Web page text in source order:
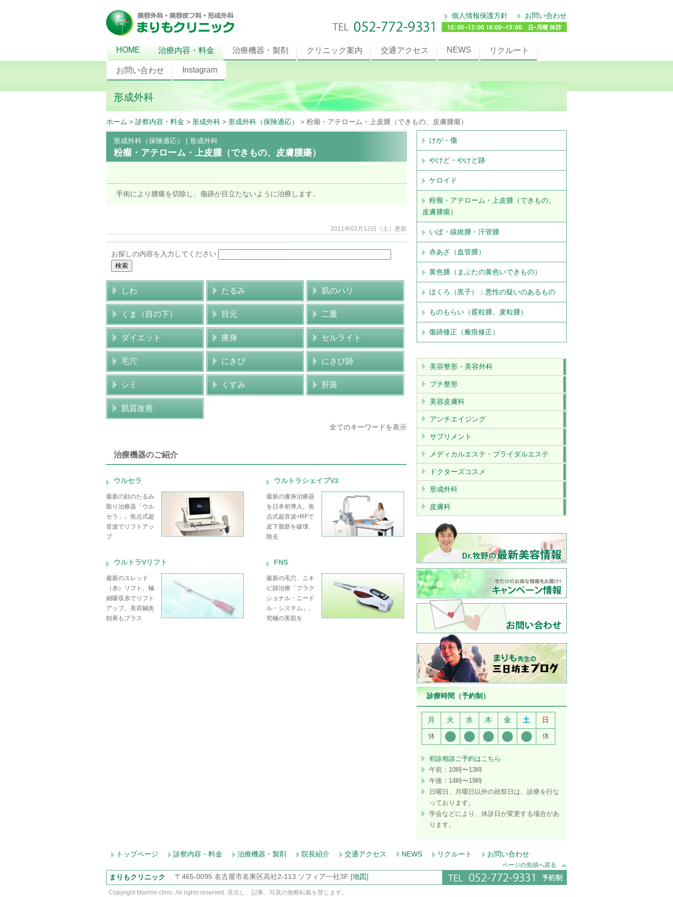
個人情報保護方針 お問い合わせ
HOME 治療内容・料金 治療機器・製剤 クリニック案内 交通アクセス NEWS リクルート
お問い合わせ Instagram
形成外科
ホーム > 診察内容・料金 > 形成外科 > 形成外科（保険適応） > 粉瘤・アテローム・上皮腫（できもの、皮膚腫瘍）
形成外科（保険適応） | 形成外科
粉瘤・アテローム・上皮腫（できもの、皮膚腫瘍）
手術により腫瘍を切除し、傷跡が目立たないように治療します。
2011年02月12日（土）更新
お探しの内容を入力してください
しわ たるみ 肌のハリ
くま（目の下） 目元 二重
ダイエット 痩身 セルライト
毛穴 にきび にきび跡
シミ くすみ 肝斑
肌質改善
全てのキーワードを表示
治療機器のご紹介
ウルセラ
最新の顔のたるみ
取り治療器「ウル
セラ」。焦点式超
音波でリフトアッ
プ
ウルトラシェイプV3
最新の痩身治療器
を日本初導入。焦
点式超音波+RFで
皮下脂肪を破壊、
除去
ウルトラVリフト
最新のスレッド
（糸）リフト。極
細吸収糸でリフト
アップ。美容鍼灸
効果もプラス
FNS
最新の毛穴、ニキ
ビ跡治療「フラク
ショナル・ニード
ル・システム」。
究極の美肌を
けが・傷
やけど・やけど跡
ケロイド
粉瘤・アテローム・上皮腫（できもの、
皮膚腫瘍）
いぼ・線維腫・汗管腫
赤あざ（血管腫）
黄色腫（まぶたの黄色いできもの）
ほくろ（黒子）：悪性の疑いのあるもの
ものもらい（霰粒腫、麦粒腫）
傷跡修正（瘢痕修正）
美容整形・美容外科
プチ整形
美容皮膚科
アンチエイジング
サプリメント
メディカルエステ・ブライダルエステ
ドクターズコスメ
形成外科
皮膚科
診療時間（予約制）
月 火 水 木 金 土
日
休
休
初診相談ご予約はこちら
午前：10時〜13時
午後：14時〜19時
日曜日、月曜日以外の祝祭日は、診療を行な
っております。
学会などにより、休診日が変更する場合があ
ります。
トップページ 診察内容・料金 治療機器・製剤 院長紹介 交通アクセス NEWS リクルート お問い合わせ
ページの先頭へ戻る
まりもクリニック 〒465-0095 名古屋市名東区高社2-113 ソフィア一社3F [地図]
Copyright Marimo clinic. All rights reserved. 見出し、記事、写真の無断転載を禁じます。